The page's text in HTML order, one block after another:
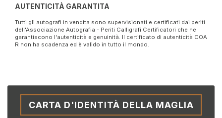
AUTENTICITÀ GARANTITA
Tutti gli autografi in vendita sono supervisionati e certificati dai periti
dell'Associazione Autografia - Periti Calligrafi Certificatori che ne
garantiscono l'autenticità e genuinità. Il certificato di autenticità COA
R non ha scadenza ed è valido in tutto il mondo.
CARTA D'IDENTITÀ DELLA MAGLIA